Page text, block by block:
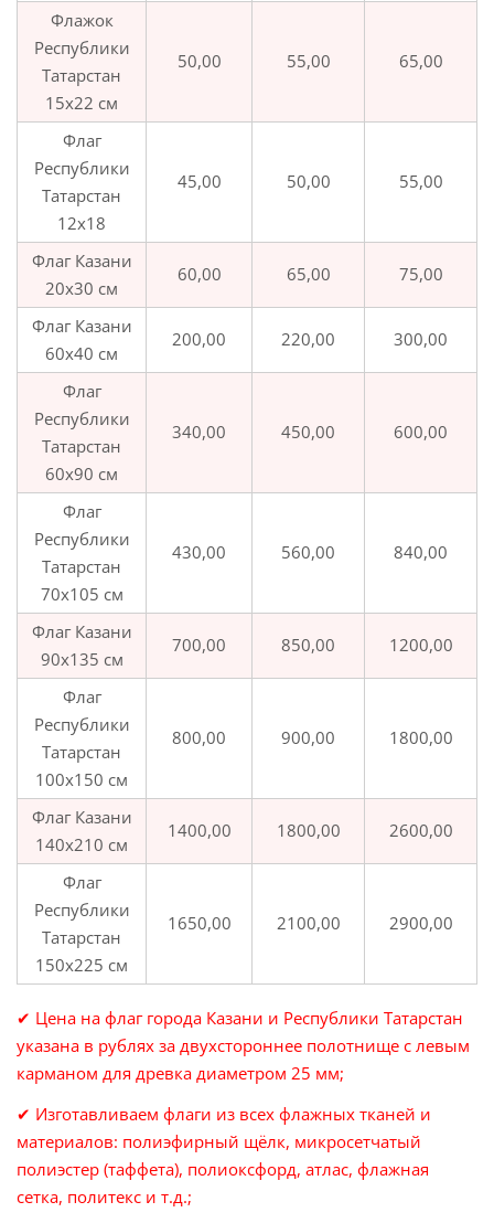
Флажок
Республики
Татарстан
15х22 см
50,00 55,00 65,00
Флаг
Республики
Татарстан
12х18
45,00 50,00 55,00
Флаг Казани
20х30 см
60,00 65,00 75,00
Флаг Казани
60х40 см
200,00 220,00 300,00
Флаг
Республики
Татарстан
60х90 см
340,00 450,00 600,00
Флаг
Республики
Татарстан
70х105 см
430,00 560,00 840,00
Флаг Казани
90х135 см
700,00 850,00 1200,00
Флаг
Республики
Татарстан
100х150 см
800,00 900,00 1800,00
Флаг Казани
140х210 см
1400,00 1800,00 2600,00
Флаг
Республики
Татарстан
150х225 см
1650,00 2100,00 2900,00
✔ Цена на флаг города Казани и Республики Татарстан
указана в рублях за двухстороннее полотнище с левым
карманом для древка диаметром 25 мм;
✔ Изготавливаем флаги из всех флажных тканей и
материалов: полиэфирный щёлк, микросетчатый
полиэстер (таффета), полиоксфорд, атлас, флажная
сетка, политекс и т.д.;